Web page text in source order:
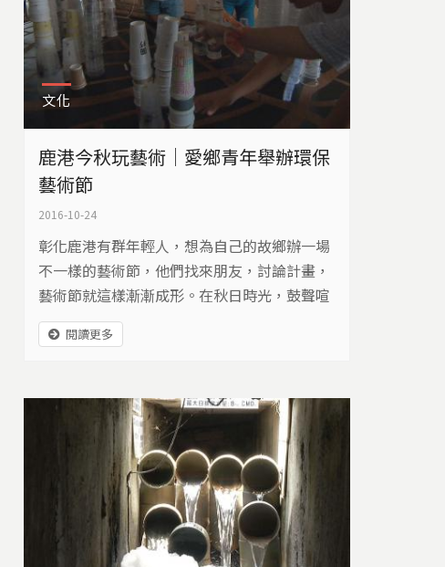
文化
鹿港今秋玩藝術｜愛鄉青年舉辦環保
藝術節
2016-10-24
彰化鹿港有群年輕人，想為自己的故鄉辦一場
不一樣的藝術節，他們找來朋友，討論計畫，
藝術節就這樣漸漸成形。在秋日時光，鼓聲喧
天，一場美麗的藝術饗宴，就此展開…
閱讀更多